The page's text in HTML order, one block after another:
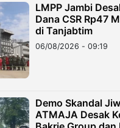
LMPP Jambi
Dana CSR Rp47
di Tanjabtim
06/08/2026 - 09:19
Demo Skandal
ATMAJA Desak